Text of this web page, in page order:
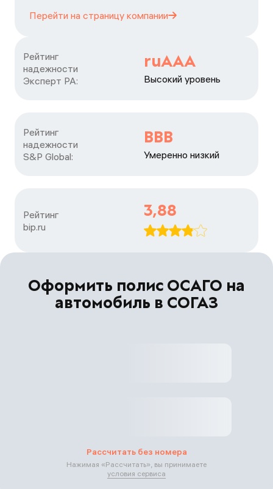
Перейти на страницу компании
Рейтинг
надежности
Эксперт РА:
ruAAA
Высокий уровень
Рейтинг
надежности
S&P Global:
BBB
Умеренно низкий
Рейтинг
bip.ru
3,88
Оформить полис ОСАГО на
автомобиль в СОГАЗ
Рассчитать без номера
Нажимая «Рассчитать», вы принимаете
условия сервиса